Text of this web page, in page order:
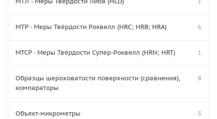
МТР - Меры Твёрдости Роквелл (HRC; HRB; HRA) 6
МТСР - Меры Твёрдости Супер-Роквелл (HRN; HRT) 1
Образцы шероховатости поверхности (сравнения),
компараторы
8
Объект-микрометры 3